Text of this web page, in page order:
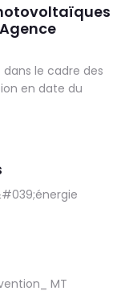
le cadre des
en date du
MT